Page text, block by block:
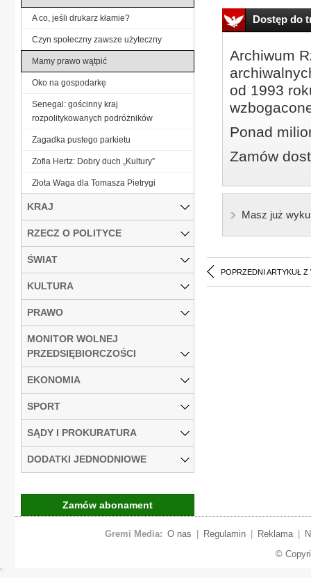
Dostęp do
Archiwum
od 1993
Ponad
Zamów
Masz już
POPRZEDNI ARTYKUŁ Z
A co, jeśli drukarz kłamie?
Czyn społeczny zawsze użyteczny
Mamy prawo wątpić
Oko na gospodarkę
Senegal: gościnny kraj
rozpolitykowanych podróżników
Zagadka pustego parkietu
Zofia Hertz: Dobry duch „Kultury”
Złota Waga dla Tomasza Pietrygi
KRAJ
RZECZ O POLITYCE
ŚWIAT
KULTURA
PRAWO
MONITOR WOLNEJ
PRZEDSIĘBIORCZOŚCI
EKONOMIA
SPORT
SĄDY I PROKURATURA
DODATKI JEDNODNIOWE
Zamów abonament
Gremi Media: O nas Regulamin Reklama
©